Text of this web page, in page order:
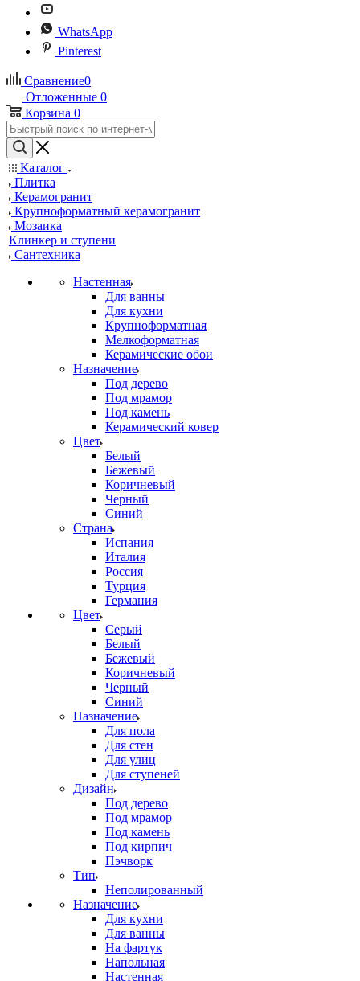
WhatsApp
Pinterest
Сравнение0
Отложенные 0
Корзина 0
Каталог
Плитка
Керамогранит
Крупноформатный керамогранит
Мозаика
Клинкер и ступени
Сантехника
Настенная
Для ванны
Для кухни
Крупноформатная
Мелкоформатная
Керамические обои
Назначение
Под дерево
Под мрамор
Под камень
Керамический ковер
Цвет
Белый
Бежевый
Коричневый
Черный
Синий
Страна
Испания
Италия
Россия
Турция
Германия
Цвет
Серый
Белый
Бежевый
Коричневый
Черный
Синий
Назначение
Для пола
Для стен
Для улиц
Для ступеней
Дизайн
Под дерево
Под мрамор
Под камень
Под кирпич
Пэчворк
Тип
Неполированный
Назначение
Для кухни
Для ванны
На фартук
Напольная
Настенная